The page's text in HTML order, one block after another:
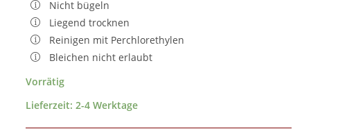
Nicht bügeln
Liegend trocknen
Reinigen mit Perchlorethylen
Bleichen nicht erlaubt
Vorrätig
Lieferzeit:2-4 Werktage